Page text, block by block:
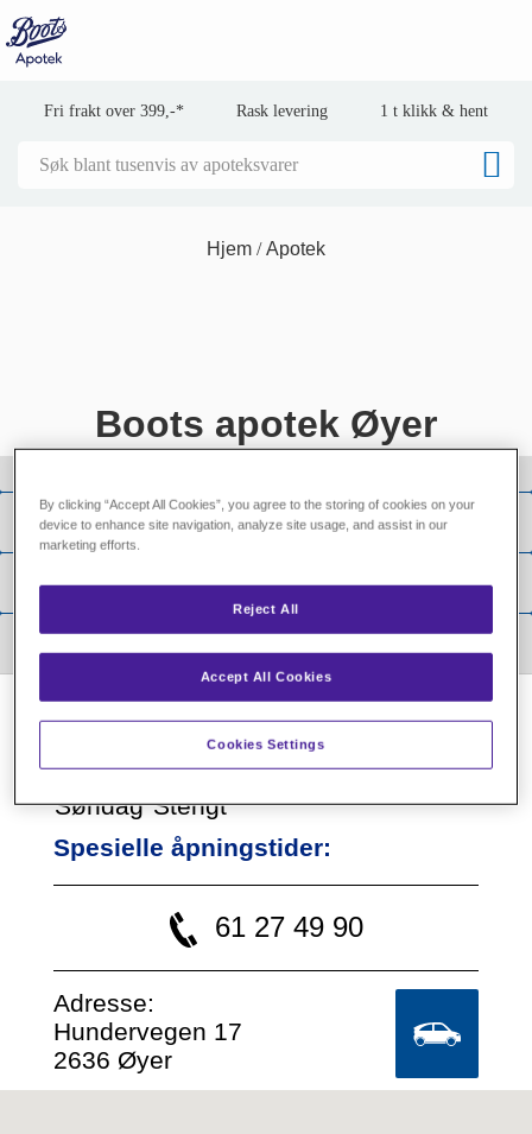
Fri frakt over 399,-* Rask levering 1 t klikk & hent
Hjem Apotek
Boots apotek Øyer
By clicking “Accept All Cookies”, you agree to the storing of cookies on your
device to enhance site navigation, analyze site usage, and assist in our
marketing efforts.
Reject All
Accept All Cookies
Cookies Settings